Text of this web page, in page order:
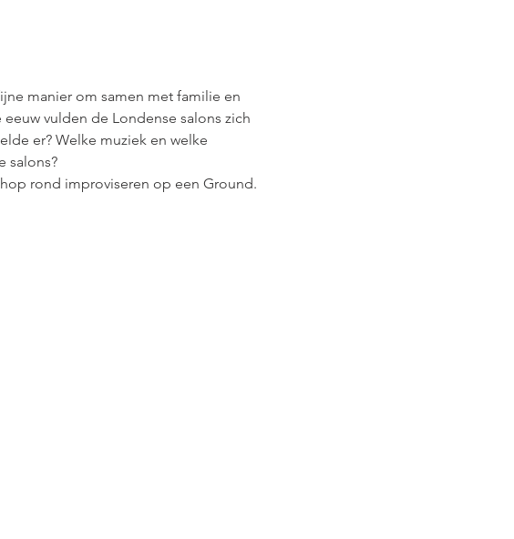
manier om samen met familie en
vulden de Londense salons zich
er? Welke muziek en welke
salons?
rond improviseren op een Ground.